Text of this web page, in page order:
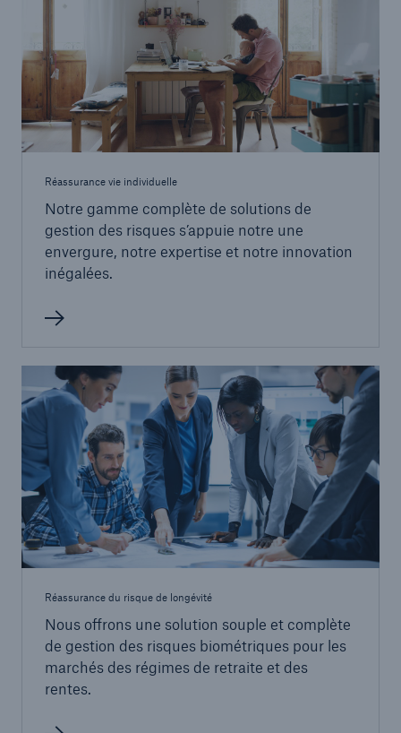
Réassurance vie individuelle
Notre gamme complète de solutions de
gestion des risques s’appuie notre une
envergure, notre expertise et notre innovation
inégalées.
Réassurance du risque de longévité
Nous offrons une solution souple et complète
de gestion des risques biométriques pour les
marchés des régimes de retraite et des
rentes.